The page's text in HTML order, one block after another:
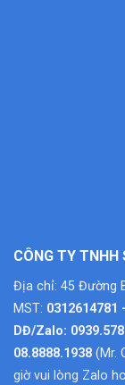
CÔNG TY TNHH
Địa chỉ: 45 Đường
MST:
DĐ/Zalo:
08.8888.1938 (Mr.
giờ vui lòng Zalo